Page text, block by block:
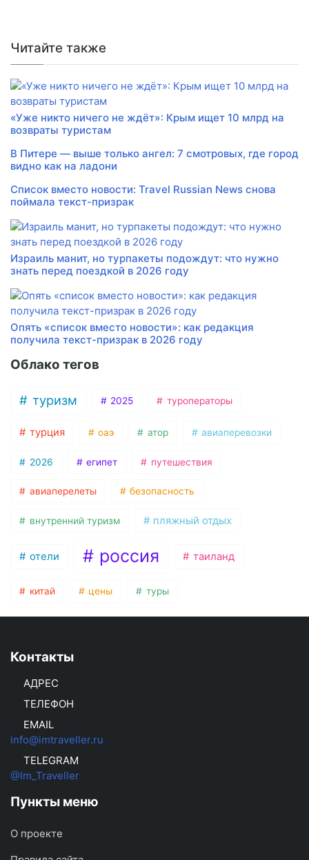
Читайте также
«Уже никто ничего не ждёт»: Крым ищет 10 млрд на
возвраты туристам
В Питере — выше только ангел: 7 смотровых, где город
видно как на ладони
Список вместо новости: Travel Russian News снова
поймала текст-призрак
Израиль манит, но турпакеты подождут: что нужно
знать перед поездкой в 2026 году
Опять «список вместо новости»: как редакция
получила текст-призрак в 2026 году
Облако тегов
туризм 2025 туроператоры
турция оаэ атор авиаперевозки
2026 египет путешествия
авиаперелеты безопасность
внутренний туризм пляжный отдых
отели россия таиланд
китай цены туры
Контакты
АДРЕС
ТЕЛЕФОН
EMAIL
info@imtraveller.ru
TELEGRAM
@Im_Traveller
Пункты меню
О проекте